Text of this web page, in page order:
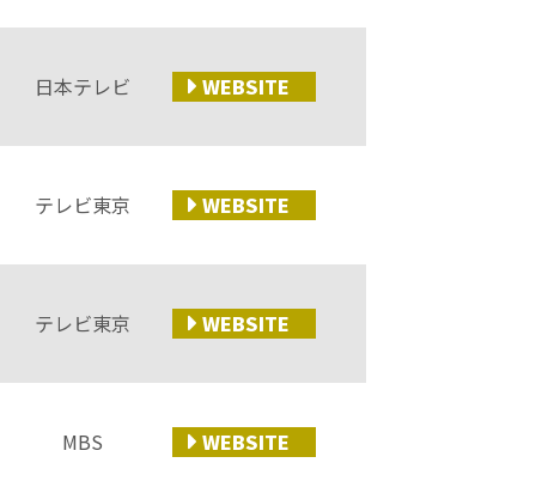
日本テレビ WEBSITE
テレビ東京 WEBSITE
テレビ東京 WEBSITE
MBS WEBSITE